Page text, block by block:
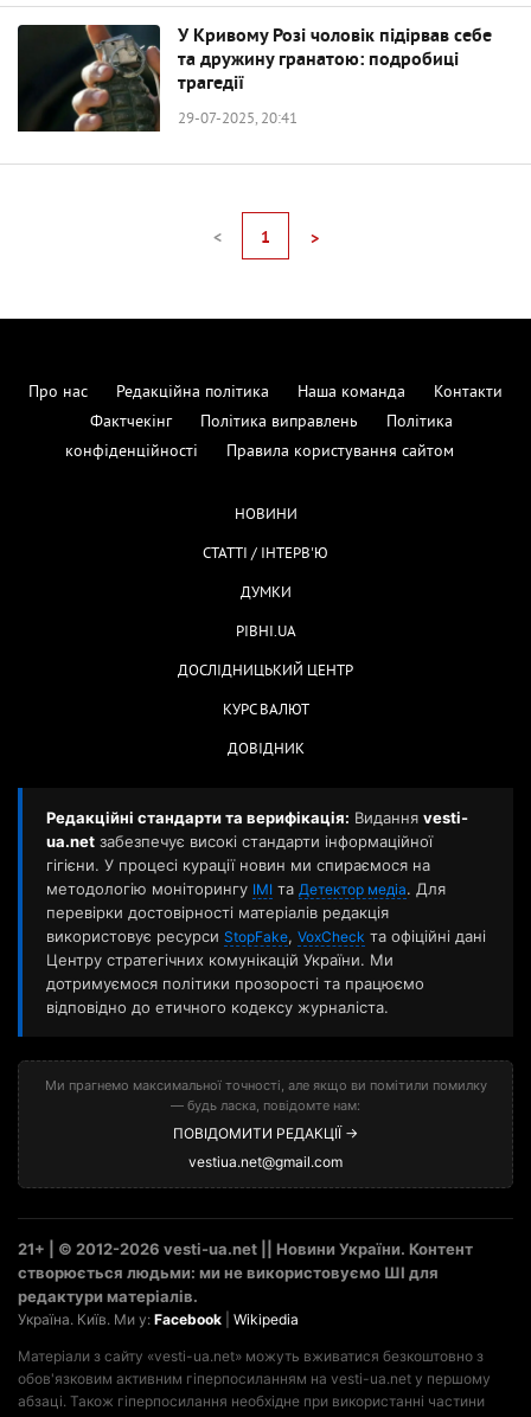
У Кривому Розі чоловік підірвав себе
та дружину гранатою: подробиці
трагедії
29-07-2025, 20:41
< 1 >
Про нас Редакційна політика Наша команда
Контакти
Фактчекінг
Політика виправлень
Політика
конфіденційності
Правила користування сайтом
НОВИНИ
СТАТТІ / ІНТЕРВ'Ю
ДУМКИ
РІВНІ.UA
ДОСЛІДНИЦЬКИЙ ЦЕНТР
КУРС ВАЛЮТ
ДОВІДНИК
Редакційні стандарти та верифікація: Видання vesti-
ua.net забезпечує високі стандарти інформаційної
гігієни. У процесі курації новин ми спираємося на
методологію моніторингу ІМІ та Детектор медіа. Для
перевірки достовірності матеріалів редакція
використовує ресурси StopFake, VoxCheck та офіційні дані
Центру стратегічних комунікацій України. Ми
дотримуємося політики прозорості та працюємо
відповідно до етичного кодексу журналіста.
Ми прагнемо максимальної точності, але якщо ви помітили помилку
— будь ласка, повідомте нам:
ПОВІДОМИТИ РЕДАКЦІЇ →
vestiua.net@gmail.com
21+ | © 2012-2026 vesti-ua.net || Новини України. Контент
створюється людьми: ми не використовуємо ШІ для
редактури матеріалів.
Україна. Київ. Ми у: Facebook Wikipedia
Матеріали з сайту «vesti-ua.net» можуть вживатися безкоштовно з
обов'язковим активним гіперпосиланням на vesti-ua.net у першому
абзаці. Також гіперпосилання необхідне при використанні частини